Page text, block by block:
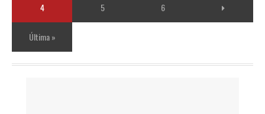
4 5 6
Última »